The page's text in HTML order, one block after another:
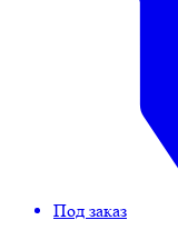
Под заказ